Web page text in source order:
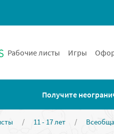
Рабочие листы Игры
Получите
/ 11 - 17 лет /